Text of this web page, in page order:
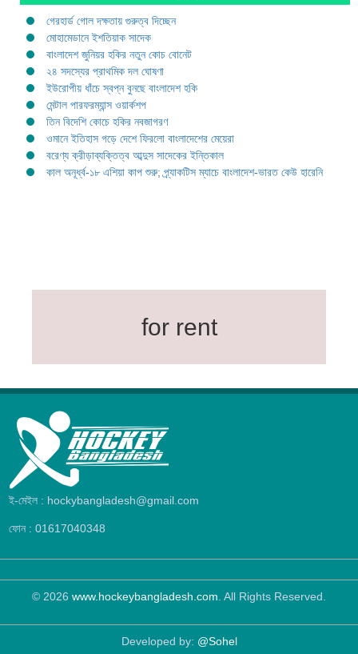
গেরহার্ড গোল দক্ষতায় গুরুত্ব দিচ্ছেন
মোহামেডানে ইশতিয়াক সাদেক
বাংলাদেশ জুনিয়র হকির নতুন কোচ বোনেট
২৪ সদস্যের প্রাথমিক দল ঘোষণা
ইউরোপীয় ধাঁচে স্বপ্ন বুনছে বাংলাদেশ হকি
মেন্টাল পারফরম্যান্স ওয়ার্কশপ
তিন বিদেশি কোচে হকির নবজাগরণ
ওমানে ইতিহাস গড়ে দেশে ফিরলো বাংলাদেশের মেয়েরা
বরেণ্য ক্রীড়াব্যক্তিত্ব আব্দুস সাদেকের ইন্তিকাল
কাল অনূর্ধ্ব-১৮ এশিয়া কাপ শুরু; প্র্যাকটিস ম্যাচে বাংলাদেশ-ভারত কেউ হারেনি
for rent
ই-মেইল : hockybangladesh@gmail.com
ফোন : 01617040348
© 2026 www.hockeybangladesh.com. All Rights Reserved.
Developed by: @Sohel